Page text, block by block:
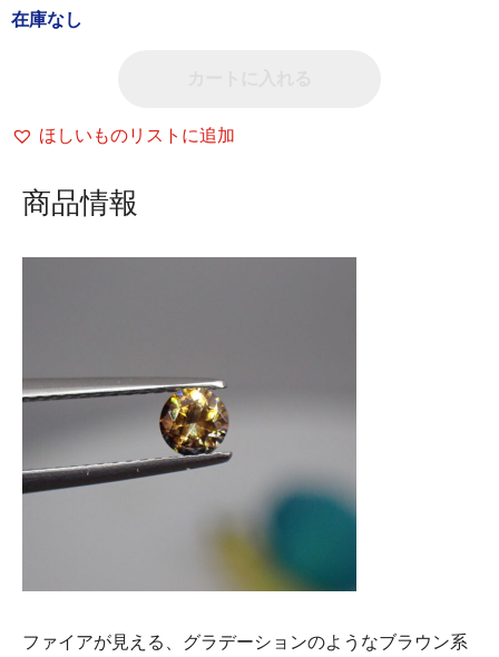
在庫なし
ほしいものリストに追加
商品情報
ファイアが見える、グラデーションのようなブラウン系